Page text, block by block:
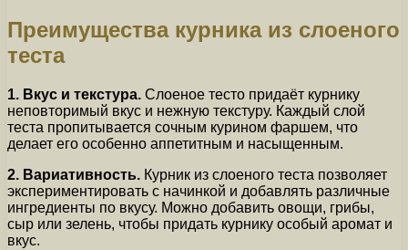
Преимущества курника из слоеного
теста
1. Вкус и текстура. Слоеное тесто придаёт курнику
неповторимый вкус и нежную текстуру. Каждый слой
теста пропитывается сочным курином фаршем, что
делает его особенно аппетитным и насыщенным.
2. Вариативность. Курник из слоеного теста позволяет
экспериментировать с начинкой и добавлять различные
ингредиенты по вкусу. Можно добавить овощи, грибы,
сыр или зелень, чтобы придать курнику особый аромат и
вкус.